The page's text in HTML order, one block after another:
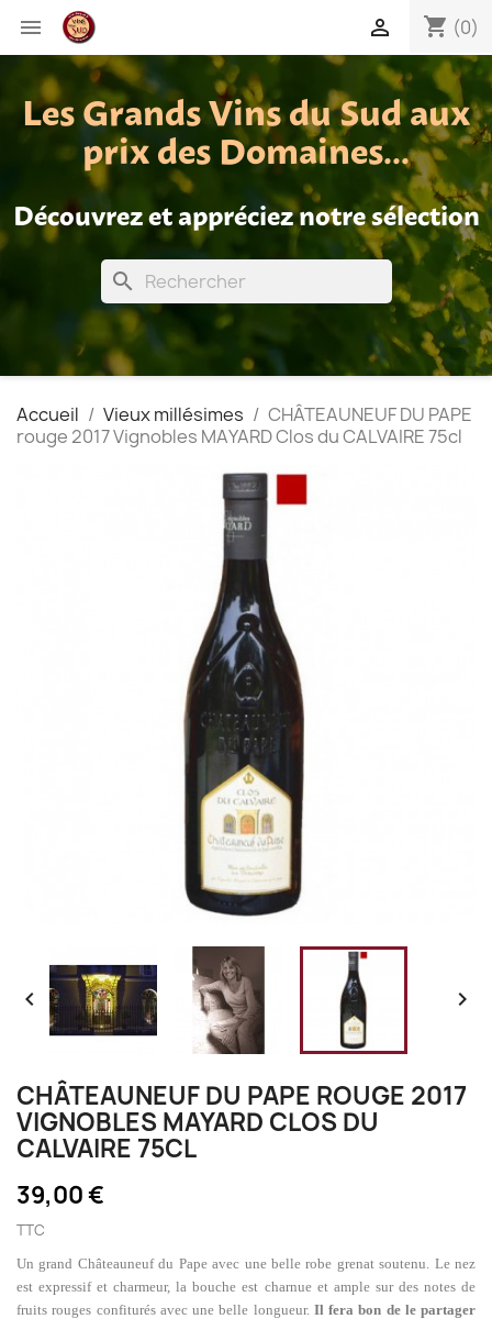
 shopping_cart (0)

Les Grands Vins du Sud aux
prix des Domaines...
Découvrez et appréciez notre sélection
search
Accueil Vieux millésimes
CHÂTEAUNEUF DU PAPE
rouge 2017 Vignobles MAYARD Clos du CALVAIRE 75cl
 
CHÂTEAUNEUF DU PAPE ROUGE 2017
VIGNOBLES MAYARD CLOS DU
CALVAIRE 75CL
39,00 €
TTC
Un grand Châteauneuf du Pape avec une belle robe grenat soutenu. Le nez
est expressif et charmeur, la bouche est charnue et ample sur des notes de
fruits rouges confiturés avec une belle longueur. Il fera bon de le partager